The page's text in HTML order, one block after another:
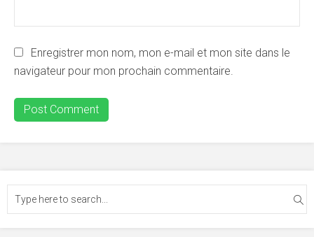
Enregistrer mon nom, mon e-mail et mon site dans le
navigateur pour mon prochain commentaire.